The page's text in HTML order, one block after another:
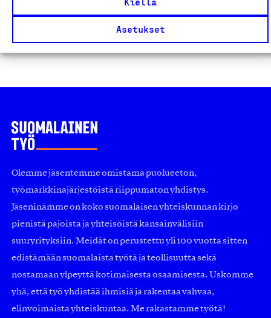
Asetukset
Arkivé Academy Oy, Tuote
Siivoustuotteet
Olemme jäsentemme omistama puolueeton,
työmarkkinajärjestöistä riippumaton yhdistys.
Jäseninämme on koko suomalaisen yhteiskunnan kirjo
pienistä pajoista ja yhteisöistä kansainvälisiin
suuryrityksiin. Meidät on perustettu yli 100 vuotta sitten
edistämään suomalaista työtä ja teollisuutta sekä
nostamaan ylpeyttä kotimaisesta osaamisesta. Uskomme
yhä, että työ yhdistää ihmisiä ja rakentaa vahvaa,
elinvoimaista yhteiskuntaa. Me rakastamme työtä!